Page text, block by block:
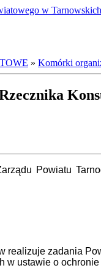
w
» Komórki
Powiatu
realizuje zadania
w ustawie o